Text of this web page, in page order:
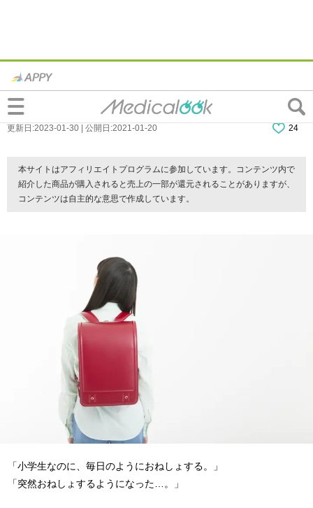
小学生の夜尿症「急におねしょが…」「原
因はストレス？」病院は何科で治療？
更新日:2023-01-30 | 公開日:2021-01-20 24
本サイトはアフィリエイトプログラムに参加しています。コンテンツ内で
紹介した商品が購入されると売上の一部が還元されることがありますが、
コンテンツは自主的な意思で作成しています。
「小学生なのに、毎日のようにおねしょする。」
「突然おねしょするようになった…。」